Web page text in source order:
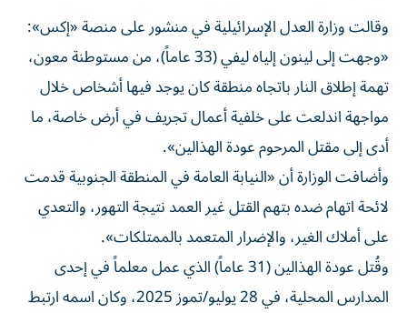
وقالت وزارة العدل الإسرائيلية في منشور على منصة «إكس»:
«وجهت إلى لينون إلياه ليفي (33 عاماً)، من مستوطنة معون،
تهمة إطلاق النار باتجاه منطقة كان يوجد فيها أشخاص خلال
مواجهة اندلعت على خلفية أعمال تجريف في أرض خاصة، ما
أدى إلى مقتل المرحوم عودة الهذالين».
وأضافت الوزارة أن «النيابة العامة في المنطقة الجنوبية قدمت
لائحة اتهام ضده بتهم القتل غير العمد نتيجة التهور، والتعدي
على أملاك الغير، والإضرار المتعمد بالممتلكات».
وقُتل عودة الهذالين (31 عاماً) الذي عمل معلماً في إحدى
المدارس المحلية، في 28 يوليو/تموز 2025، وكان اسمه ارتبط